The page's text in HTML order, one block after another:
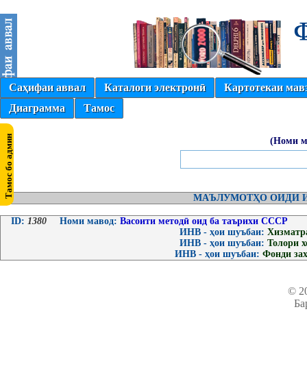
Саҳифаи аввал Каталоги электронӣ
Картотекаи
Диаграмма
Тамос
(Номи
МАЪЛУМОТҲО ОИДИ
ID: 1380 Номи мавод: Васоити методӣ оид ба таърихи СССР
ИНВ - ҳои шуъбаи:
ИНВ - ҳои шуъбаи: Толори
ИНВ - ҳои шуъбаи: Фонди
©